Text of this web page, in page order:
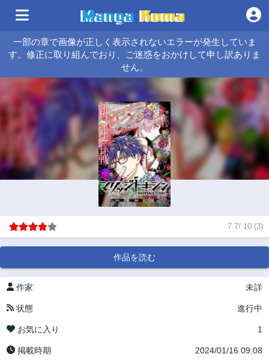
一部の章で画像が正しく表示されないエラーが発生していま
す。修正に取り組んでおり、ご迷惑をおかけして申し訳ありま
せん。
7.7/ 10 (3)
作品を読む
作家 未詳
状態 進行中
お気に入り 1
掲載時期 2024/01/16 09:08